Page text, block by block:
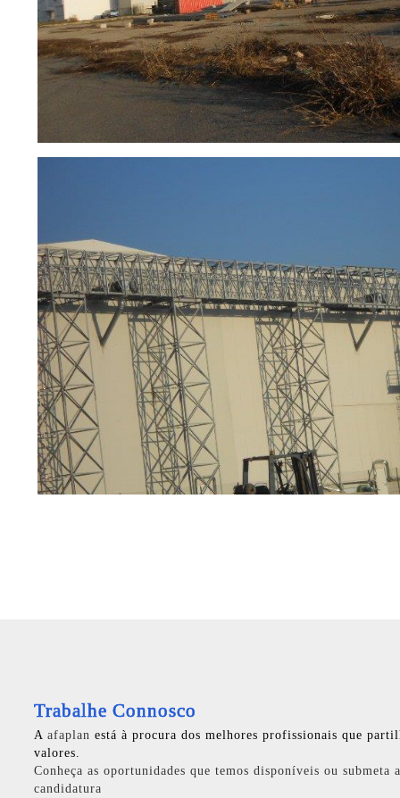
Trabalhe Connosco
A afaplan está à procura dos melhores profissionais que
valores.
Conheça as oportunidades que temos disponíveis ou submeta
candidatura